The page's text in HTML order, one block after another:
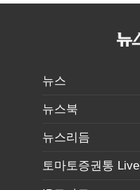
뉴스
뉴스북
뉴스리듬
토마토증권통 Live